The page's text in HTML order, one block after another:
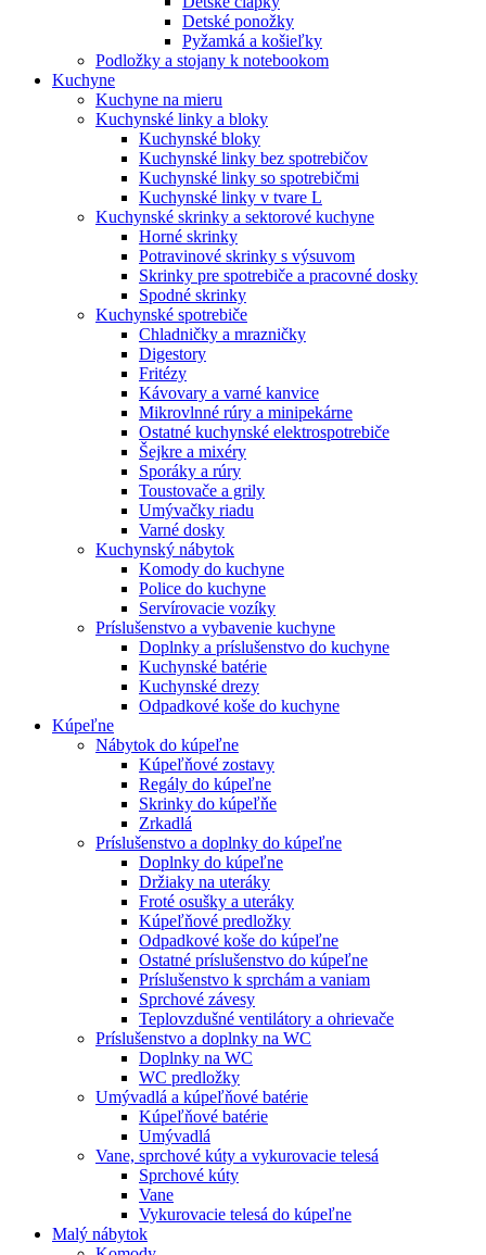
Detské ponožky
Pyžamká a košieľky
Podložky a stojany k notebookom
Kuchyne
Kuchyne na mieru
Kuchynské linky a bloky
Kuchynské bloky
Kuchynské linky bez spotrebičov
Kuchynské linky so spotrebičmi
Kuchynské linky v tvare L
Kuchynské skrinky a sektorové kuchyne
Horné skrinky
Potravinové skrinky s výsuvom
Skrinky pre spotrebiče a pracovné dosky
Spodné skrinky
Kuchynské spotrebiče
Chladničky a mrazničky
Digestory
Fritézy
Kávovary a varné kanvice
Mikrovlnné rúry a minipekárne
Ostatné kuchynské elektrospotrebiče
Šejkre a mixéry
Sporáky a rúry
Toustovače a grily
Umývačky riadu
Varné dosky
Kuchynský nábytok
Komody do kuchyne
Police do kuchyne
Servírovacie vozíky
Príslušenstvo a vybavenie kuchyne
Doplnky a príslušenstvo do kuchyne
Kuchynské batérie
Kuchynské drezy
Odpadkové koše do kuchyne
Kúpeľne
Nábytok do kúpeľne
Kúpeľňové zostavy
Regály do kúpeľne
Skrinky do kúpeľňe
Zrkadlá
Príslušenstvo a doplnky do kúpeľne
Doplnky do kúpeľne
Držiaky na uteráky
Froté osušky a uteráky
Kúpeľňové predložky
Odpadkové koše do kúpeľne
Ostatné príslušenstvo do kúpeľne
Príslušenstvo k sprchám a vaniam
Sprchové závesy
Teplovzdušné ventilátory a ohrievače
Príslušenstvo a doplnky na WC
Doplnky na WC
WC predložky
Umývadlá a kúpeľňové batérie
Kúpeľňové batérie
Umývadlá
Vane, sprchové kúty a vykurovacie telesá
Sprchové kúty
Vane
Vykurovacie telesá do kúpeľne
Malý nábytok